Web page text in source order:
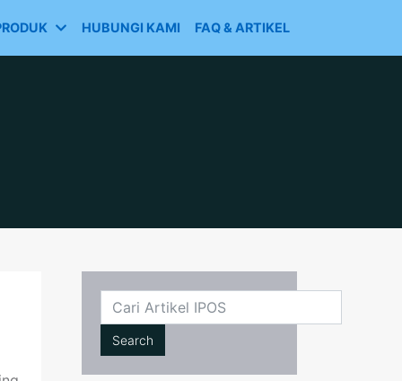
HUBUNGI KAMI FAQ & ARTIKEL
Cari
Search